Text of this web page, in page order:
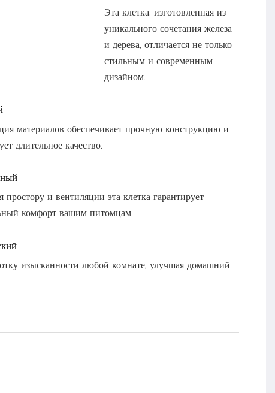
Эта клетка, изготовленная из
уникального сочетания железа
и дерева, отличается не только
стильным и современным
дизайном.
материалов обеспечивает прочную конструкцию и
длительное качество.
простору и вентиляции эта клетка гарантирует
комфорт вашим питомцам.
изысканности любой комнате, улучшая домашний